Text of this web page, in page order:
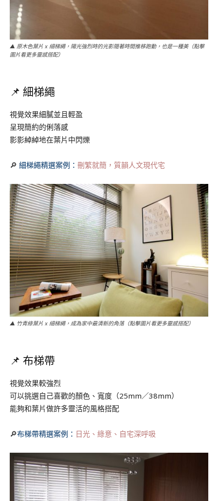
▲ 原木色葉片 x 細梯繩，陽光強烈時的光影隨著時間推移跑動，也是一種美（點擊
圖片看更多靈感搭配）
📌 細梯繩
視覺效果細膩並且輕盈
呈現簡約的俐落感
影影綽綽地在葉片中閃爍
🔎 細梯繩精選案例： 刪繁就簡，質韻人文現代宅
▲ 竹青綠葉片 x 細梯繩，成為家中最清新的角落（點擊圖片看更多靈感搭配）
📌 布梯帶
視覺效果較強烈
可以挑選自己喜歡的顏色、寬度（25mm／38mm）
能夠和葉片做許多靈活的風格搭配
🔎布梯帶精選案例： 日光、綠意、自宅深呼吸